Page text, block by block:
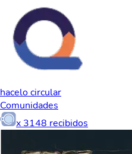
hacelo circular
Comunidades
x 3148 recibidos